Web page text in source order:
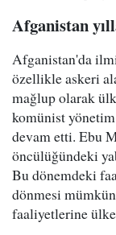
Afganistan
Afganistan'da
özellikle askeri
mağlup olarak
komünist
devam etti. Ebu
öncülüğündeki
Bu dönemdeki
dönmesi
faaliyetlerine ülke